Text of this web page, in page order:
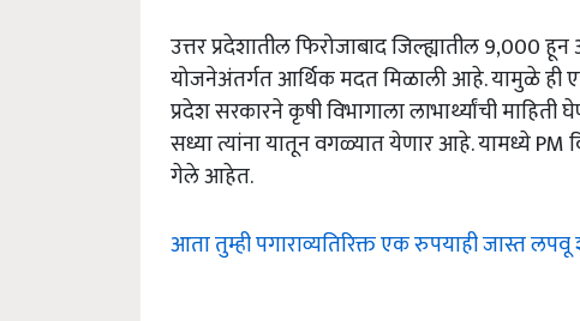
उत्तर प्रदेशातील फिरोजाबाद जिल्ह्यातील 9,000
योजनेअंतर्गत आर्थिक मदत मिळाली आहे. यामुळे
प्रदेश सरकारने कृषी विभागाला लाभार्थ्यांची
सध्या त्यांना यातून वगळ्यात येणार आहे. यामध्ये
गेले आहेत.
आता तुम्ही पगाराव्यतिरिक्त एक रुपयाही जास्त लपवू